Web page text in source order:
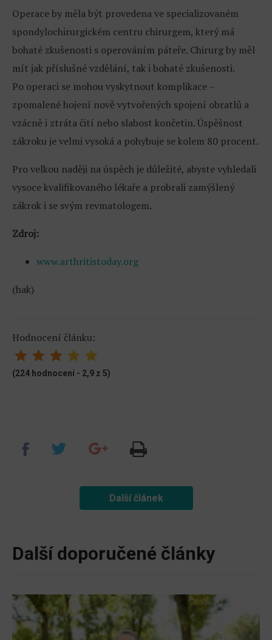
Operace by měla být provedena ve specializovaném
spondylochirurgickém centru chirurgem, který má
bohaté zkušenosti s operováním páteře. Chirurg by měl
mít jak příslušné vzdělání, tak i bohaté zkušenosti.
Po operaci se mohou vyskytnout komplikace –
zpomalené hojení nově vytvořených spojení obratlů a
vzácně i ztráta čití nebo slabost končetin. Úspěšnost
zákroku je velmi vysoká a pohybuje se kolem 80 procent.
Pro velkou naději na úspěch je důležité, abyste vyhledali
vysoce kvalifikovaného lékaře a probrali zamýšlený
zákrok i se svým revmatologem.
Zdroj:
www.arthritistoday.org
(hak)
Hodnocení článku:
(224 hodnocení - 2,9 z 5)
Další článek
Další doporučené články